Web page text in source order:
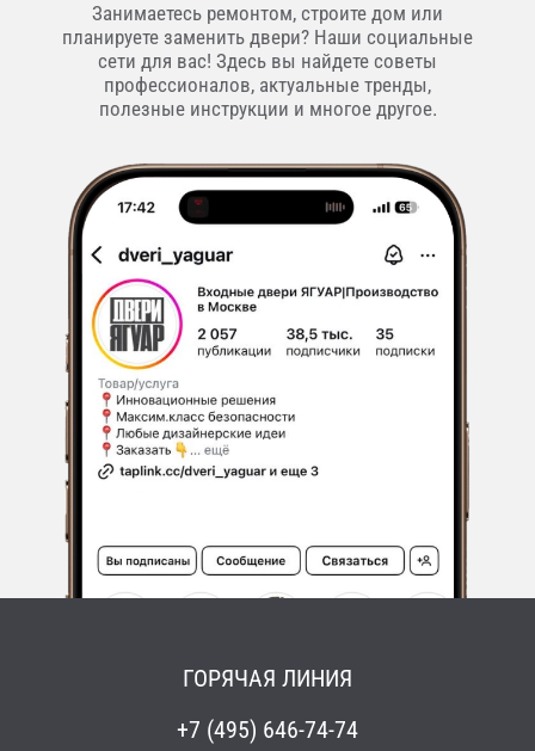
Занимаетесь ремонтом, строите дом или
планируете заменить двери? Наши социальные
сети для вас! Здесь вы найдете советы
профессионалов, актуальные тренды,
полезные инструкции и многое другое.
ГОРЯЧАЯ ЛИНИЯ
+7 (495) 646-74-74